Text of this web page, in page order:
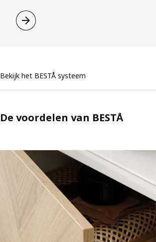
Bekijk het BESTÅ systeem
De voordelen van BESTÅ